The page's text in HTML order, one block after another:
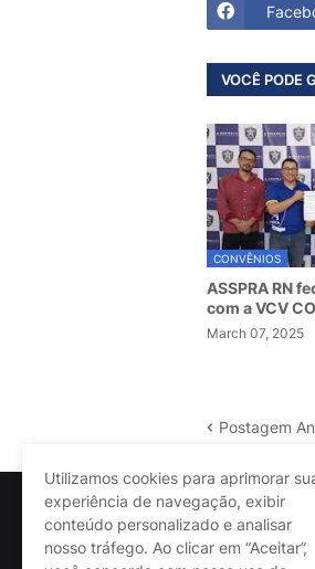
VOCÊ PODE
CONVÊNIOS
ASSPRA RN
com a VCV
March 07, 2025
Postagem
Utilizamos cookies para aprimorar
experiência de navegação, exibir
conteúdo personalizado e analisar
nosso tráfego. Ao clicar em “Aceitar”,